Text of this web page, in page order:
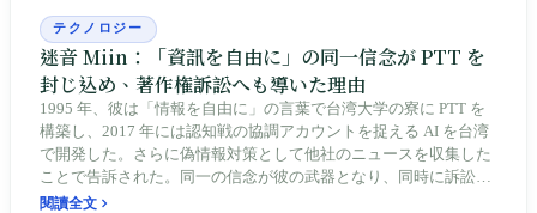
テクノロジー
迷音 Miin：「資訊を自由に」の同一信念が PTT を
封じ込め、著作権訴訟へも導いた理由
1995 年、彼は「情報を自由に」の言葉で台湾大学の寮に PTT を
構築し、2017 年には認知戦の協調アカウントを捉える AI を台湾
で開発した。さらに偽情報対策として他社のニュースを収集した
ことで告訴された。同一の信念が彼の武器となり、同時に訴訟の
原因となった。台湾はまさに、この世界中がまだ解いていない課
閱讀全文